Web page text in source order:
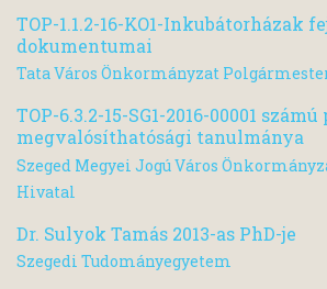
TOP-1.1.2-16-KO1-Inkubátorházak
dokumentumai
Tata Város Önkormányzat
TOP-6.3.2-15-SG1-2016-00001
megvalósíthatósági tanulmánya
Szeged Megyei Jogú Város
Hivatal
Dr. Sulyok Tamás 2013-as PhD-je
Szegedi Tudományegyetem